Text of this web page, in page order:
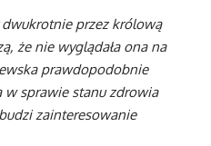
dwukrotnie przez królową
że nie wyglądała ona na
prawdopodobnie
w sprawie stanu zdrowia
zainteresowanie